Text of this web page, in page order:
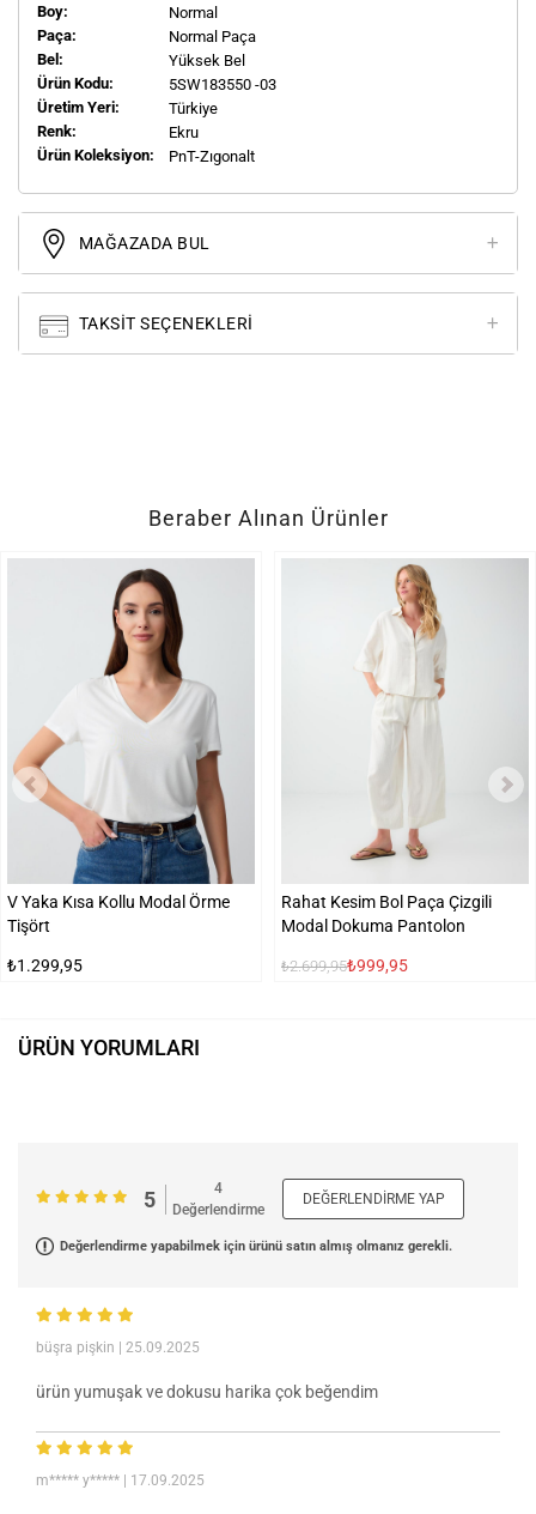
Boy:
Normal
Paça:
Normal Paça
Bel:
Yüksek Bel
Ürün Kodu:
5SW183550 -03
Üretim Yeri:
Türkiye
Renk:
Ekru
Ürün Koleksiyon:
PnT-Zıgonalt
MAĞAZADA BUL
TAKSIT SEÇENEKLERI
Beraber Alınan Ürünler
V Yaka Kısa Kollu Modal Örme
Tişört
₺1.299,95
Rahat Kesim Bol Paça Çizgili
Modal Dokuma Pantolon
₺2.699,95₺999,95
ÜRÜN YORUMLARI
5
4
Değerlendirme
DEĞERLENDIRME YAP
Değerlendirme yapabilmek için ürünü satın almış olmanız gerekli.
büşra pişkin | 25.09.2025
ürün yumuşak ve dokusu harika çok beğendim
m***** y***** | 17.09.2025